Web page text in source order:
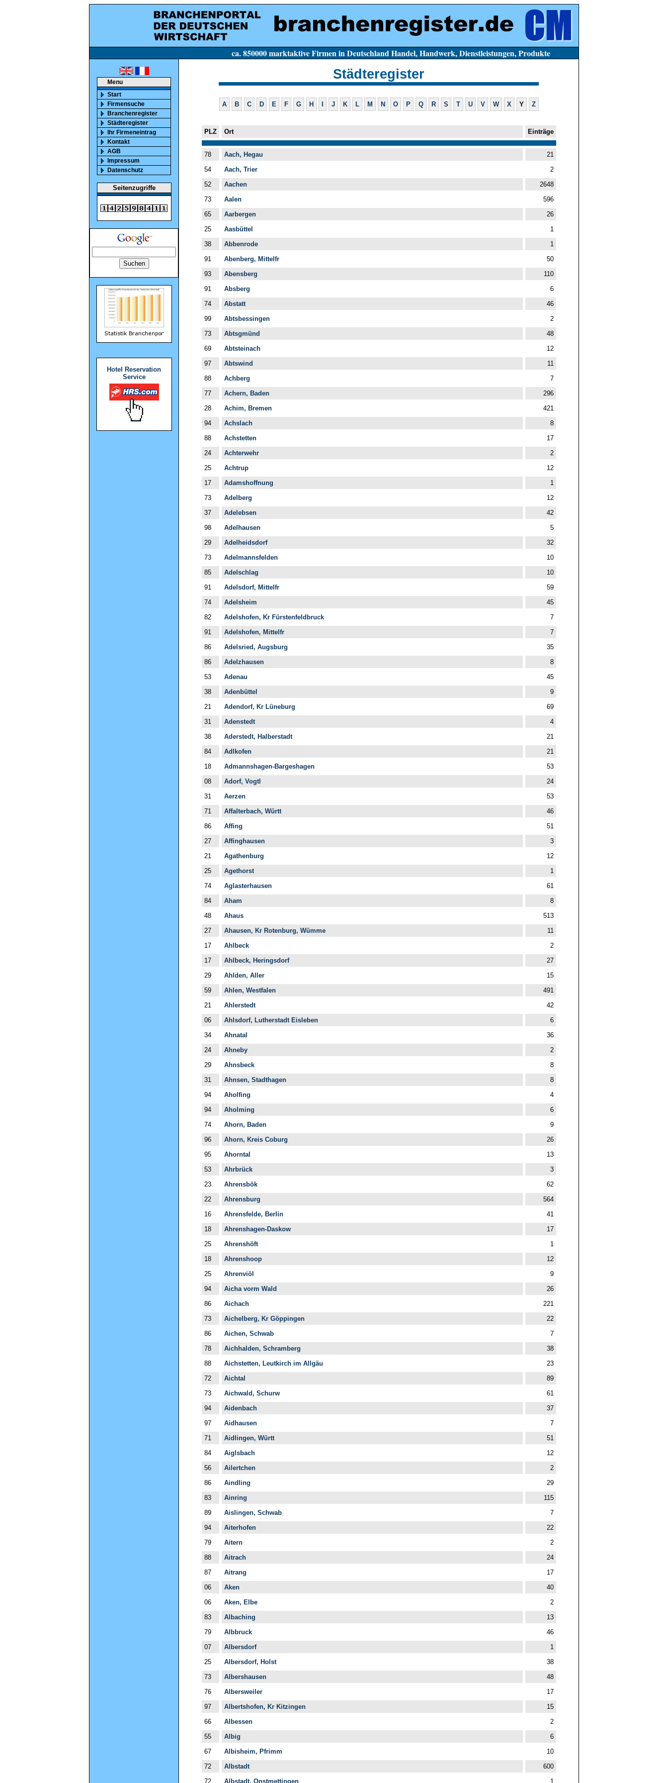
ca. 850000 marktaktive Firmen in Deutschland Handel, Handwerk, Dienstleistungen, Produkte
Menu
Start
Firmensuche
Branchenregister
Städteregister
Ihr Firmeneintrag
Kontakt
AGB
Impressum
Datenschutz
Seitenzugriffe
Hotel Reservation
Service
Städteregister
A B C D E F G H J K L M N O P Q R S T U V W X Y Z
PLZ Ort Einträge
78 Aach, Hegau
21
54
Aach, Trier
2
52
Aachen
2648
73
Aalen
596
65
Aarbergen
26
25
Aasbüttel
1
38
Abbenrode
1
91
Abenberg, Mittelfr
50
93
Abensberg
110
91
Absberg
6
74
Abstatt
46
99
Abtsbessingen
2
73
Abtsgmünd
48
69
Abtsteinach
12
97
Abtswind
11
88
Achberg
7
77
Achern, Baden
296
28
Achim, Bremen
421
94
Achslach
8
88
Achstetten
17
24
Achterwehr
2
25
Achtrup
12
17
Adamshoffnung
1
73
Adelberg
12
37
Adelebsen
42
98
Adelhausen
5
29
Adelheidsdorf
32
73
Adelmannsfelden
10
85
Adelschlag
10
91
Adelsdorf, Mittelfr
59
74
Adelsheim
45
82
Adelshofen, Kr Fürstenfeldbruck
7
91
Adelshofen, Mittelfr
7
86
Adelsried, Augsburg
35
86
Adelzhausen
8
53
Adenau
45
38
Adenbüttel
9
21
Adendorf, Kr Lüneburg
69
31
Adenstedt
4
38
Aderstedt, Halberstadt
21
84
Adlkofen
21
18
Admannshagen-Bargeshagen
53
08
Adorf, Vogtl
24
31
Aerzen
53
71
Affalterbach, Württ
46
86
Affing
51
27
Affinghausen
3
21
Agathenburg
12
25
Agethorst
1
74
Aglasterhausen
61
84
Aham
8
48
Ahaus
513
27
Ahausen, Kr Rotenburg, Wümme
11
17
Ahlbeck
2
17
Ahlbeck, Heringsdorf
27
29
Ahlden, Aller
15
59
Ahlen, Westfalen
491
21
Ahlerstedt
42
06
Ahlsdorf, Lutherstadt Eisleben
6
34
Ahnatal
36
24
Ahneby
2
29
Ahnsbeck
8
31
Ahnsen, Stadthagen
8
94
Aholfing
4
94
Aholming
6
74
Ahorn, Baden
9
96
Ahorn, Kreis Coburg
26
95
Ahorntal
13
53
Ahrbrück
3
23
Ahrensbök
62
22
Ahrensburg
564
16
Ahrensfelde, Berlin
41
18
Ahrenshagen-Daskow
17
25
Ahrenshöft
1
18
Ahrenshoop
12
25
Ahrenviöl
9
94
Aicha vorm Wald
26
86
Aichach
221
73
Aichelberg, Kr Göppingen
22
86
Aichen, Schwab
7
78
Aichhalden, Schramberg
38
88
Aichstetten, Leutkirch im Allgäu
23
72
Aichtal
89
73
Aichwald, Schurw
61
94
Aidenbach
37
97
Aidhausen
7
71
Aidlingen, Württ
51
84
Aiglsbach
12
56
Ailertchen
2
86
Aindling
29
83
Ainring
115
89
Aislingen, Schwab
7
94
Aiterhofen
22
79
Aitern
2
88
Aitrach
24
87
Aitrang
17
06
Aken
40
06
Aken, Elbe
2
83
Albaching
13
79
Albbruck
46
07
Albersdorf
1
25
Albersdorf, Holst
38
73
Albershausen
48
76
Albersweiler
17
97
Albertshofen, Kr Kitzingen
15
66
Albessen
2
55
Albig
6
67
Albisheim, Pfrimm
10
72
Albstadt
600
72
Albstadt, Onstmettingen 1